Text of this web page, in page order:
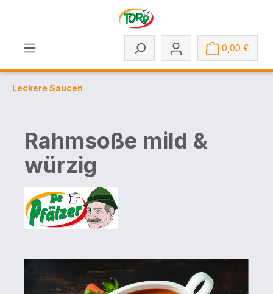
0,00 €
Leckere Saucen
Rahmsoße mild &
würzig
Bildergalerie überspringen